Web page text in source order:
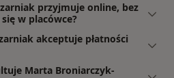
przyjmuje online, bez
w placówce?
akceptuje płatności
Marta Broniarczyk-